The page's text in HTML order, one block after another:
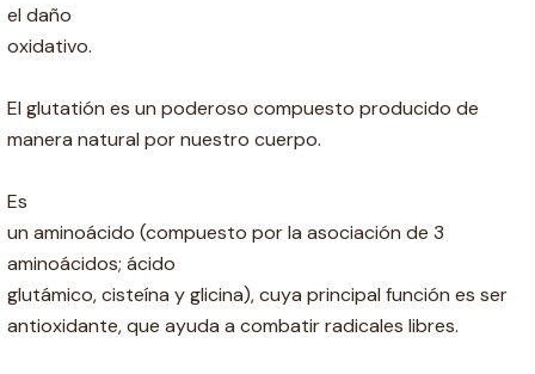
el daño
oxidativo.
El glutatión es un poderoso compuesto producido de
manera natural por nuestro cuerpo.
Es
un aminoácido (compuesto por la asociación de 3
aminoácidos; ácido
glutámico, cisteína y glicina), cuya principal función es ser
antioxidante, que ayuda a combatir radicales libres.